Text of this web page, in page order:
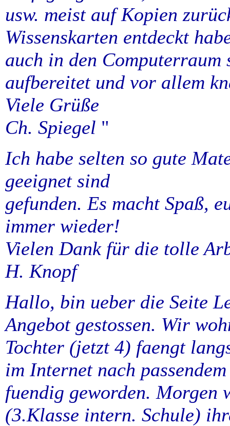
usw. meist auf Kopien
Wissenskarten entdeckt
auch in den
aufbereitet und vor allem
Viele Grüße
Ch. Spiegel "
Ich habe selten so gute
geeignet sind
gefunden. Es macht Spaß,
immer wieder!
Vielen Dank für die tolle
H. Knopf
Hallo, bin ueber die Seite
Angebot gestossen. Wir
Tochter (jetzt 4) faengt
im Internet nach
fuendig geworden. Morgen
(3.Klasse intern. Schule)